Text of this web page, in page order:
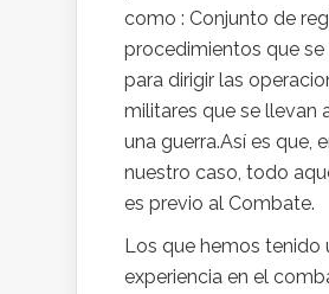
como : Conjunto de
procedimientos que se
para dirigir las
militares que se llevan
una guerra.Así es que,
nuestro caso, todo
es previo al Combate.
Los que hemos tenido
experiencia en el